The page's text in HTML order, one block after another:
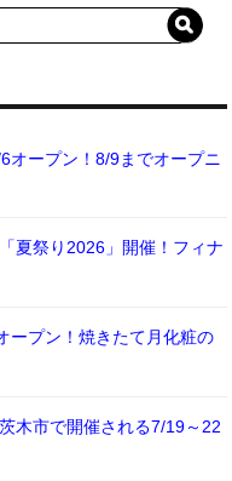
オープン！8/9までオープニ
夏祭り2026」開催！フィナ
ープン！焼きたて月化粧の
木市で開催される7/19～22